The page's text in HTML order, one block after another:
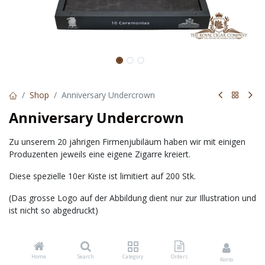
Home Search Category Orders Konto
Shop Anniversary Undercrown
Anniversary Undercrown
Zu unserem 20 jährigen Firmenjubiläum haben wir mit einigen
Produzenten jeweils eine eigene Zigarre kreiert.
Diese spezielle 10er Kiste ist limitiert auf 200 Stk.
(Das grosse Logo auf der Abbildung dient nur zur Illustration und
ist nicht so abgedruckt)
Herkunft :